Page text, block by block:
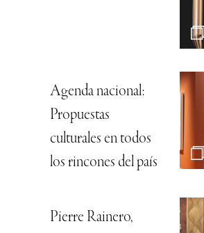
Agenda nacional:
Propuestas
culturales en todos
los rincones del país
Pierre Rainero,